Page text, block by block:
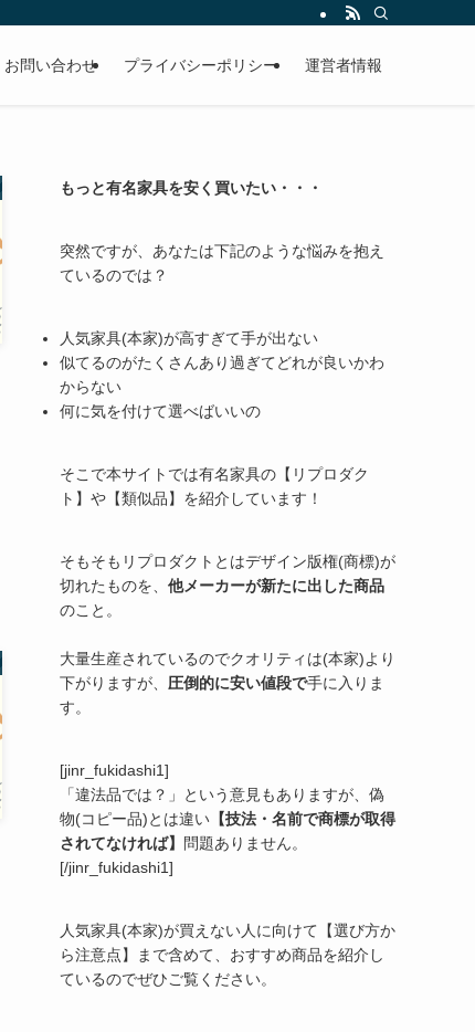
お問い合わせ プライバシーポリシー 運営者情報
もっと有名家具を安く買いたい・・・
突然ですが、あなたは下記のような悩みを抱え
ているのでは？
人気家具(本家)が高すぎて手が出ない
似てるのがたくさんあり過ぎてどれが良いかわ
からない
何に気を付けて選べばいいの
そこで本サイトでは有名家具の【リプロダク
ト】や【類似品】を紹介しています！
そもそもリプロダクトとはデザイン版権(商標)が
切れたものを、 他メーカーが新たに出した商品
のこと。
大量生産されているのでクオリティは(本家)より
下がりますが、 圧倒的に安い値段で手に入りま
す。
[jinr_fukidashi1]
「違法品では？」という意見もありますが、偽
物(コピー品)とは違い 【技法・名前で商標が取得
されてなければ】
問題ありません。
[/jinr_fukidashi1]
人気家具(本家)が買えない人に向けて【選び方か
ら注意点】まで含めて、おすすめ商品を紹介し
ているのでぜひご覧ください。